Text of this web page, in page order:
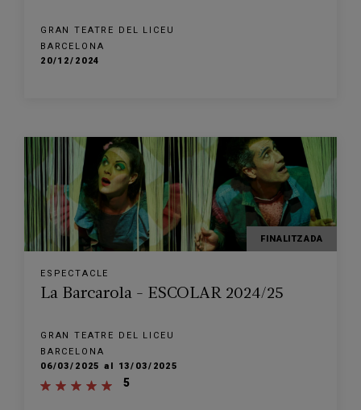
GRAN TEATRE DEL LICEU
BARCELONA
20/12/2024
FINALITZADA
ESPECTACLE
La Barcarola - ESCOLAR 2024/25
GRAN TEATRE DEL LICEU
BARCELONA
06/03/2025 al 13/03/2025
5